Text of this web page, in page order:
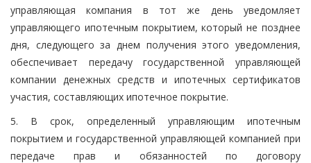
управляющая компания в тот же день уведомляет
управляющего ипотечным покрытием, который не позднее
дня, следующего за днем получения этого уведомления,
обеспечивает передачу государственной управляющей
компании денежных средств и ипотечных сертификатов
участия, составляющих ипотечное покрытие.
5. В срок, определенный управляющим ипотечным
покрытием и государственной управляющей компанией при
передаче прав и обязанностей по договору